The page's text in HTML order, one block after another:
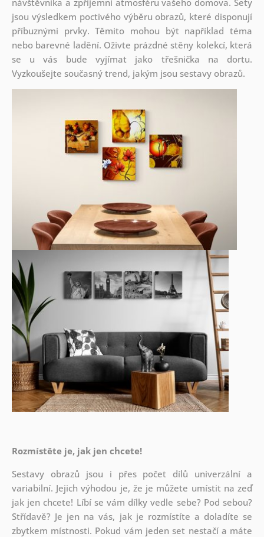
návštěvníka a zpříjemní atmosféru vašeho domova. Sety
jsou výsledkem poctivého výběru obrazů, které disponují
příbuznými prvky. Těmito mohou být například téma
nebo barevné ladění. Oživte prázdné stěny kolekcí, která
se u vás bude vyjímat jako třešnička na dortu.
Vyzkoušejte současný trend, jakým jsou sestavy obrazů.
Rozmístěte je, jak jen chcete!
Sestavy obrazů jsou i přes počet dílů univerzální a
variabilní. Jejich výhodou je, že je můžete umístit na zeď
jak jen chcete! Líbí se vám dílky vedle sebe? Pod sebou?
Střídavě? Je jen na vás, jak je rozmístíte a doladíte se
zbytkem místnosti. Pokud vám jeden set nestačí a máte